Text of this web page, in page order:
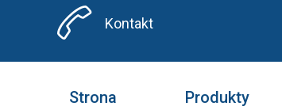
Kontakt
Strona
Produkty